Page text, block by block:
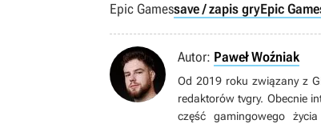
Epic Gamessave / zapis gryEpic
Autor: Paweł Woźniak
Od 2019 roku związany z
redaktorów tvgry. Obecnie
część gamingowego